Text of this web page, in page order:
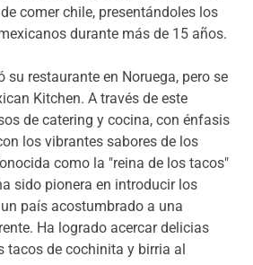
comer chile, presentándoles los
durante más de 15 años.
su restaurante en Noruega, pero se
Kitchen. A través de este
de catering y cocina, con énfasis
los vibrantes sabores de los
como la "reina de los tacos"
sido pionera en introducir los
país acostumbrado a una
Ha logrado acercar delicias
tacos de cochinita y birria al